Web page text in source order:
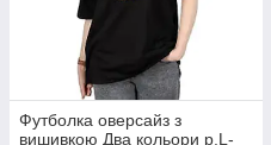
Футболка оверсайз з
вишивкою Два кольори р.L-